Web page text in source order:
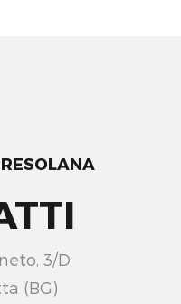
3/D
(BG)